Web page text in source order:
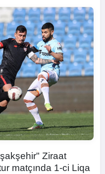
Ziraat
matçında 1-ci Liqa